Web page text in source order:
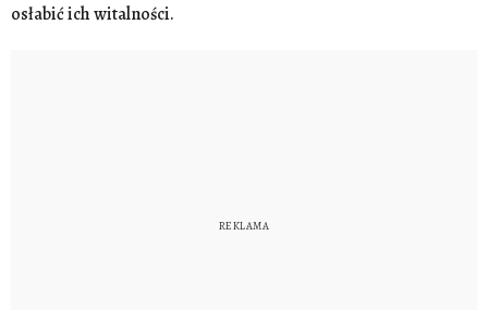
osłabić ich witalności.